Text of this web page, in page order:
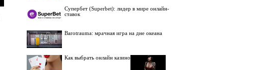
Супербет (Superbet): лидер в мире онлайн-
ставок
Barotrauma: мрачная игра на дне океана
Как выбрать онлайн казино